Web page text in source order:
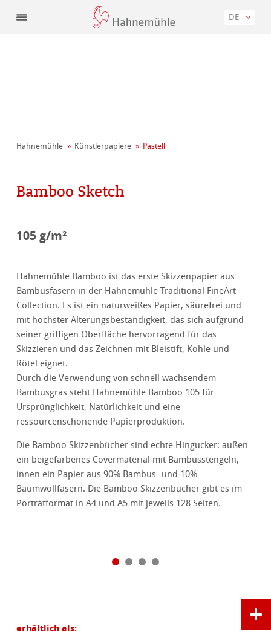
DE
Hahnemühle Künstler­papiere Pastell
Bamboo Sketch
105 g/m²
Hahnemühle Bamboo ist das erste Skizzenpapier aus
Bambusfasern in der Hahnemühle Traditional FineArt
Collection. Es ist ein naturweißes Papier, säurefrei und
mit höchster Alterungsbeständigkeit, das sich aufgrund
seiner griffigen Oberfläche hervorragend für das
Skizzieren und das Zeichnen mit Bleistift, Kohle und
Rötel eignet.
Durch die Verwendung von schnell wachsendem
Bambusgras steht Hahnemühle Bamboo 105 für
Ursprünglichkeit, Natürlichkeit und eine
ressourcenschonende Papierproduktion.
Die Bamboo Skizzenbücher sind echte Hingucker: außen
ein beigefarbenes Covermaterial mit Bambusstengeln,
innen ein Papier aus 90% Bambus- und 10%
Baumwollfasern. Die Bamboo Skizzenbücher gibt es im
Porträtformat in A4 und A5 mit jeweils 128 Seiten.
erhältlich als: